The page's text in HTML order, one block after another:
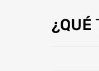
¿QUÉ